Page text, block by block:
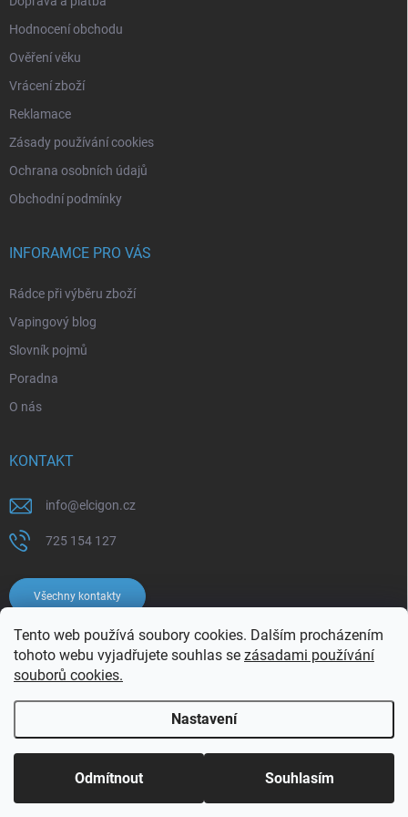
Tento web používá soubory cookies. Dalším procházením
tohoto webu vyjadřujete souhlas se zásadami používání
souborů cookies.
Nastavení
Odmítnout Souhlasím
Hodnocení obchodu
Ověření věku
Vrácení zboží
Reklamace
Zásady používání cookies
Ochrana osobních údajů
Obchodní podmínky
INFORAMCE PRO VÁS
Rádce při výběru zboží
Vapingový blog
Slovník pojmů
Poradna
O nás
KONTAKT
info@elcigon.cz
725 154 127
Všechny kontakty
Copyright 2026Elcigon.cz. Všechna práva vyhrazena.Upravit nastavení
cookies